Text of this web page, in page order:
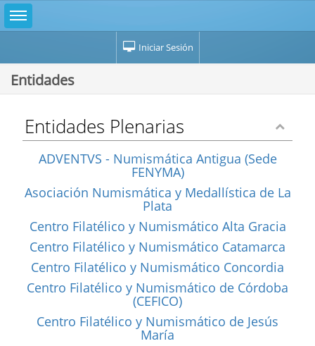
Iniciar Sesión
Entidades
Entidades Plenarias
ADVENTVS - Numismática Antigua (Sede
FENYMA)
Asociación Numismática y Medallística de La
Plata
Centro Filatélico y Numismático Alta Gracia
Centro Filatélico y Numismático Catamarca
Centro Filatélico y Numismático Concordia
Centro Filatélico y Numismático de Córdoba
(CEFICO)
Centro Filatélico y Numismático de Jesús
María